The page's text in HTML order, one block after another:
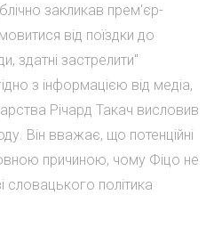
закликав прем'єр-
від поїздки до
здатні застрелити"
з інформацією від медіа,
Річард Такач висловив
Він вважає, що потенційні
причиною, чому Фіцо не
словацького політика